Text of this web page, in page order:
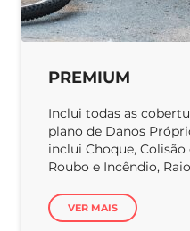
PREMIUM
Inclui todas as
plano de Danos
inclui Choque,
Roubo e Incêndio,
VER MAIS